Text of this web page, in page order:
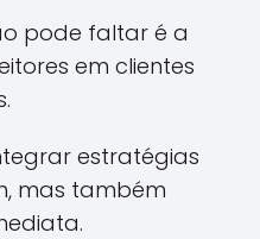
pode faltar é a
em clientes
estratégias
mas também